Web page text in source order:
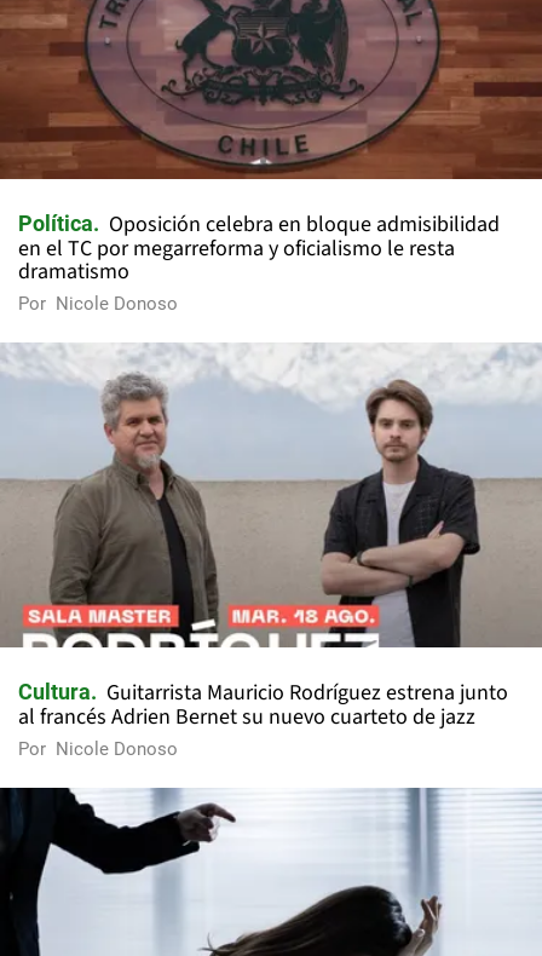
Política
Oposición celebra en bloque admisibilidad
en el TC por megarreforma y oficialismo le resta
dramatismo
Por Nicole Donoso
Cultura
Guitarrista Mauricio Rodríguez estrena junto
al francés Adrien Bernet su nuevo cuarteto de jazz
Por Nicole Donoso